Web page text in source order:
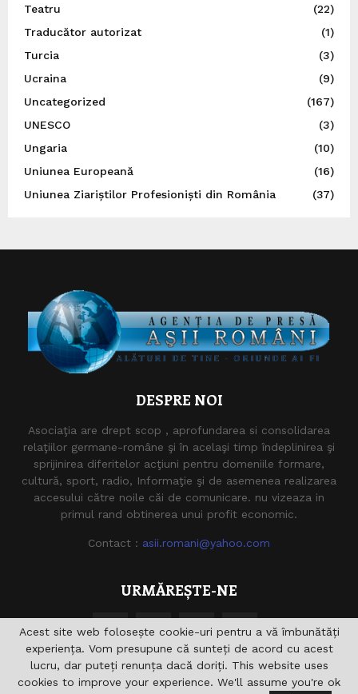
Teatru
(22)
Traducător autorizat
(1)
Turcia
(3)
Ucraina
(9)
Uncategorized
(167)
UNESCO
(3)
Ungaria
(10)
Uniunea Europeană
(16)
Uniunea Ziariștilor Profesioniști din România
(37)
DESPRE NOI
Asociaţia are drept scop , aprofundarea si consolidarea
relaţiilor germane-române şi în acelaşi timp îndeplinirea şi
sprijinirea diferitelor acţiuni pentru domeniile formare,
cultură, sport, radio, Informaţie şi de asemenea realizarea
accesului către noile căi de comunicare. nu vizeaza in
primul rand obtinerea unui profit economic.
Contact : asii.romani@yahoo.com
URMĂREȘTE-NE
Acest site web folosește cookie-uri pentru a vă îmbunătăți
experiența. Vom presupune că sunteți de acord cu acest
lucru, dar puteți renunța dacă doriți. This website uses
cookies to improve your experience. We'll assume you're ok